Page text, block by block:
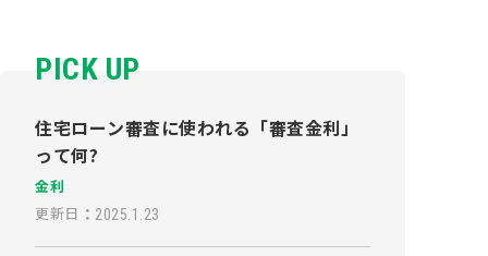
PICK UP
住宅ローン審査に使われる「審査金利」
って何?
金利
更新日 ： 2025.1.23